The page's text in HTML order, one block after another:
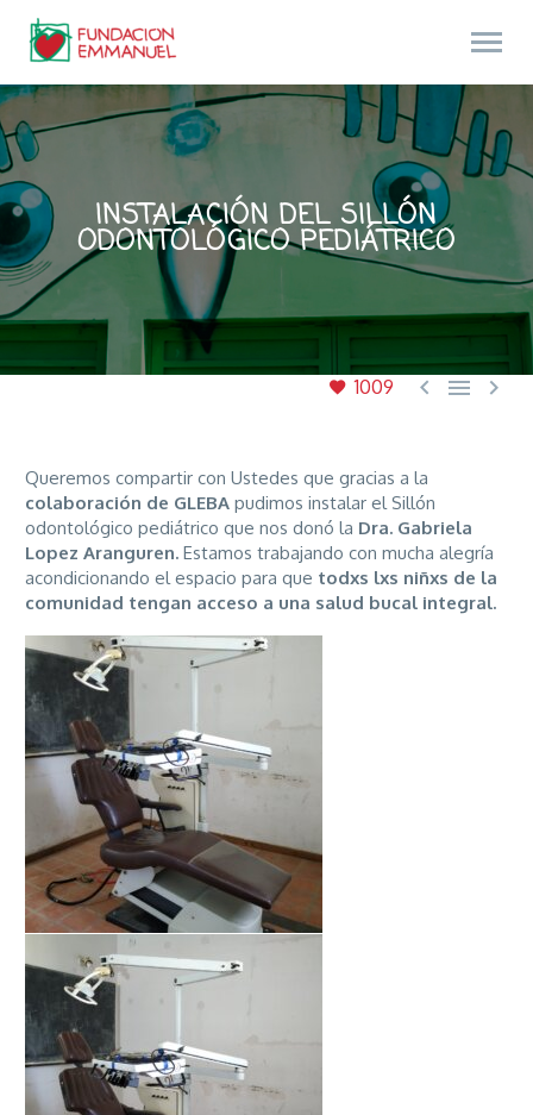
INSTALACIÓN DEL SILLÓN
ODONTOLÓGICO PEDIÁTRICO
1009   
Queremos compartir con Ustedes que gracias a la
colaboración de GLEBA pudimos instalar el Sillón
odontológico pediátrico que nos donó la Dra. Gabriela
Lopez Aranguren. Estamos trabajando con mucha alegría
acondicionando el espacio para que todxs lxs niñxs de la
comunidad tengan acceso a una salud bucal integral.